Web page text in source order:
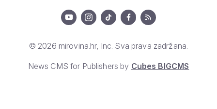
© 2026 mirovina.hr, Inc. Sva prava zadržana.
News CMS for Publishers by Cubes BIGCMS